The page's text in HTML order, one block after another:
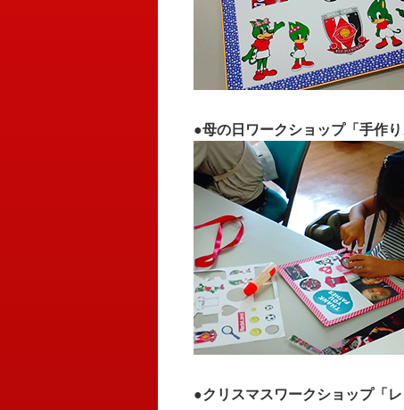
●母の日ワークショップ「手作
●クリスマスワークショップ「